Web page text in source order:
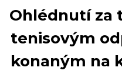
Ohlédnutí za
tenisovým
konaným na